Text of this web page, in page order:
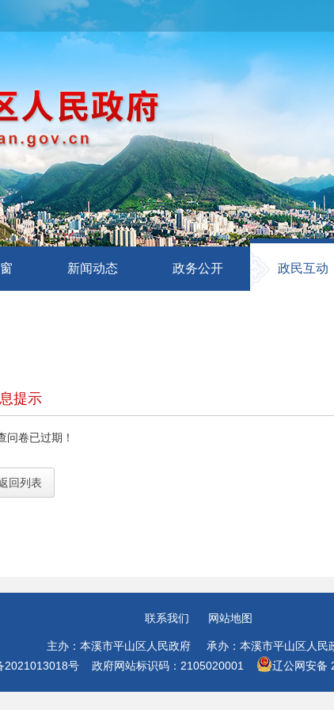
新闻动态 政务公开 政民互动
提示
问卷已过期！
回列表
联系我们 网站地图
主办：本溪市平山区人民政府 承办：本溪市平山区人民
2021013018号政府网站标识码：2105020001 辽公网安备